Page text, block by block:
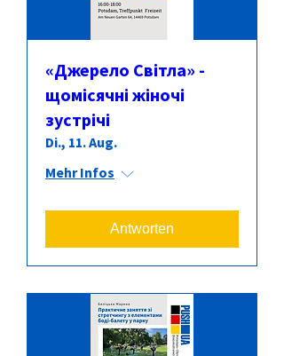
«Джерело Світла» -
щомісячні жіночі
зустрічі
Di., 11. Aug.
Mehr Infos
Antworten